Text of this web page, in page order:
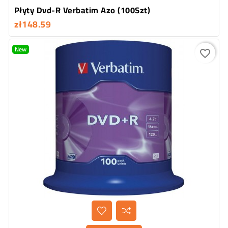
Płyty Dvd-R Verbatim Azo (100Szt)
zł148.59
New favorite_border